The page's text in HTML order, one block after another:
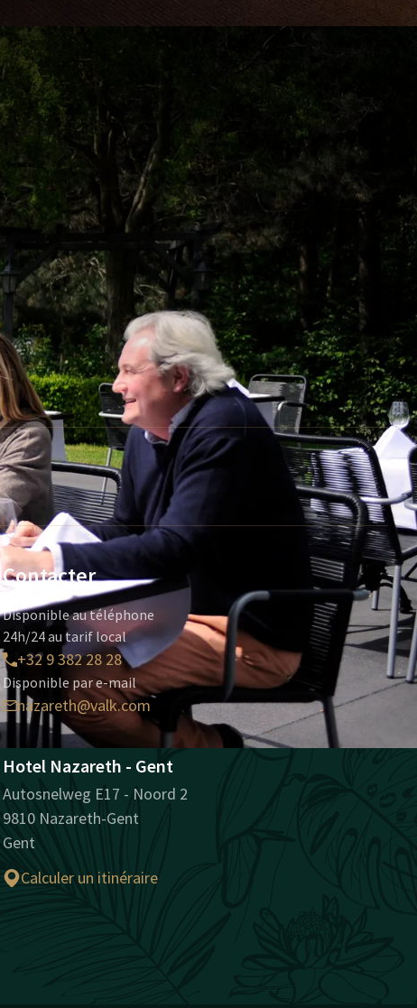
Contacter
Disponible au téléphone
24h/24 au tarif local
+32 9 382 28 28
Disponible par e-mail
nazareth@valk.com
Hotel Nazareth - Gent
Autosnelweg E17 - Noord 2
9810 Nazareth-Gent
Gent
Calculer un itinéraire